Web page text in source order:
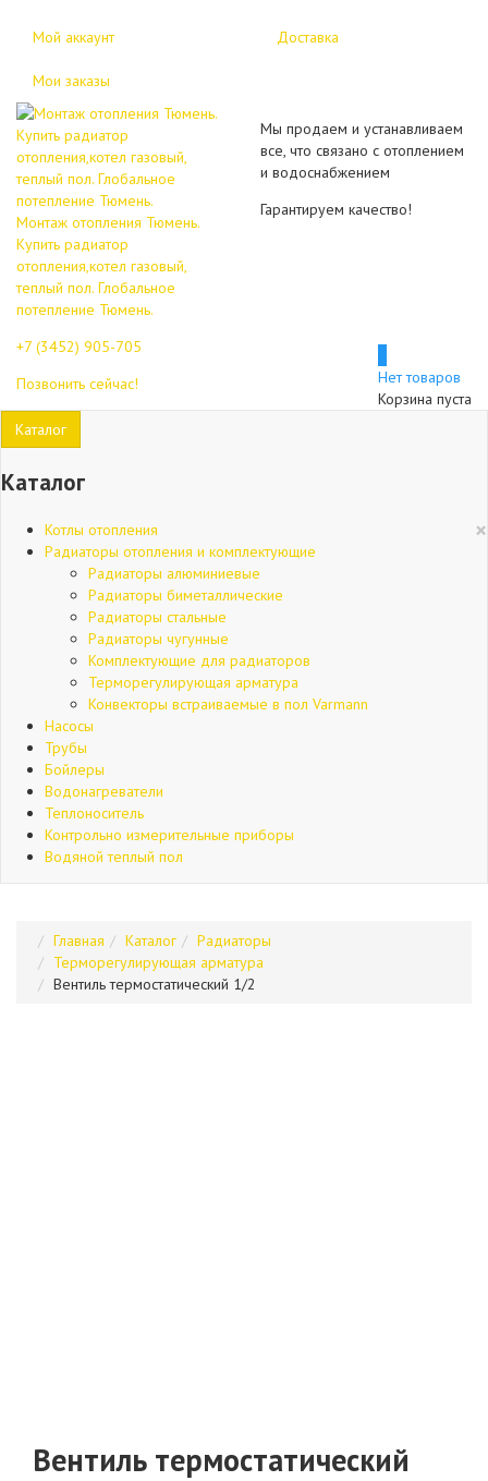
Мой аккаунт
Мои заказы
Доставка
Монтаж отопления Тюмень.
Купить радиатор
отопления,котел газовый,
теплый пол. Глобальное
потепление Тюмень.
Мы продаем и устанавливаем
все, что связано с отоплением
и водоснабжением
Гарантируем качество!
+7 (3452) 905-705
Позвонить сейчас!
Нет товаров
Корзина пуста
Каталог
Каталог
×
Котлы отопления
Радиаторы отопления и комплектующие
Радиаторы алюминиевые
Радиаторы биметаллические
Радиаторы стальные
Радиаторы чугунные
Комплектующие для радиаторов
Терморегулирующая арматура
Конвекторы встраиваемые в пол Varmann
Насосы
Трубы
Бойлеры
Водонагреватели
Теплоноситель
Контрольно измерительные приборы
Водяной теплый пол
Главная Каталог
Радиаторы
Терморегулирующая арматура
Вентиль термостатический 1/2
Вентиль термостатический